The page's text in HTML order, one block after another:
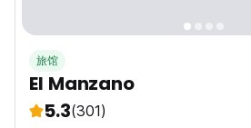
旅馆
El Manzano
5.3(301)